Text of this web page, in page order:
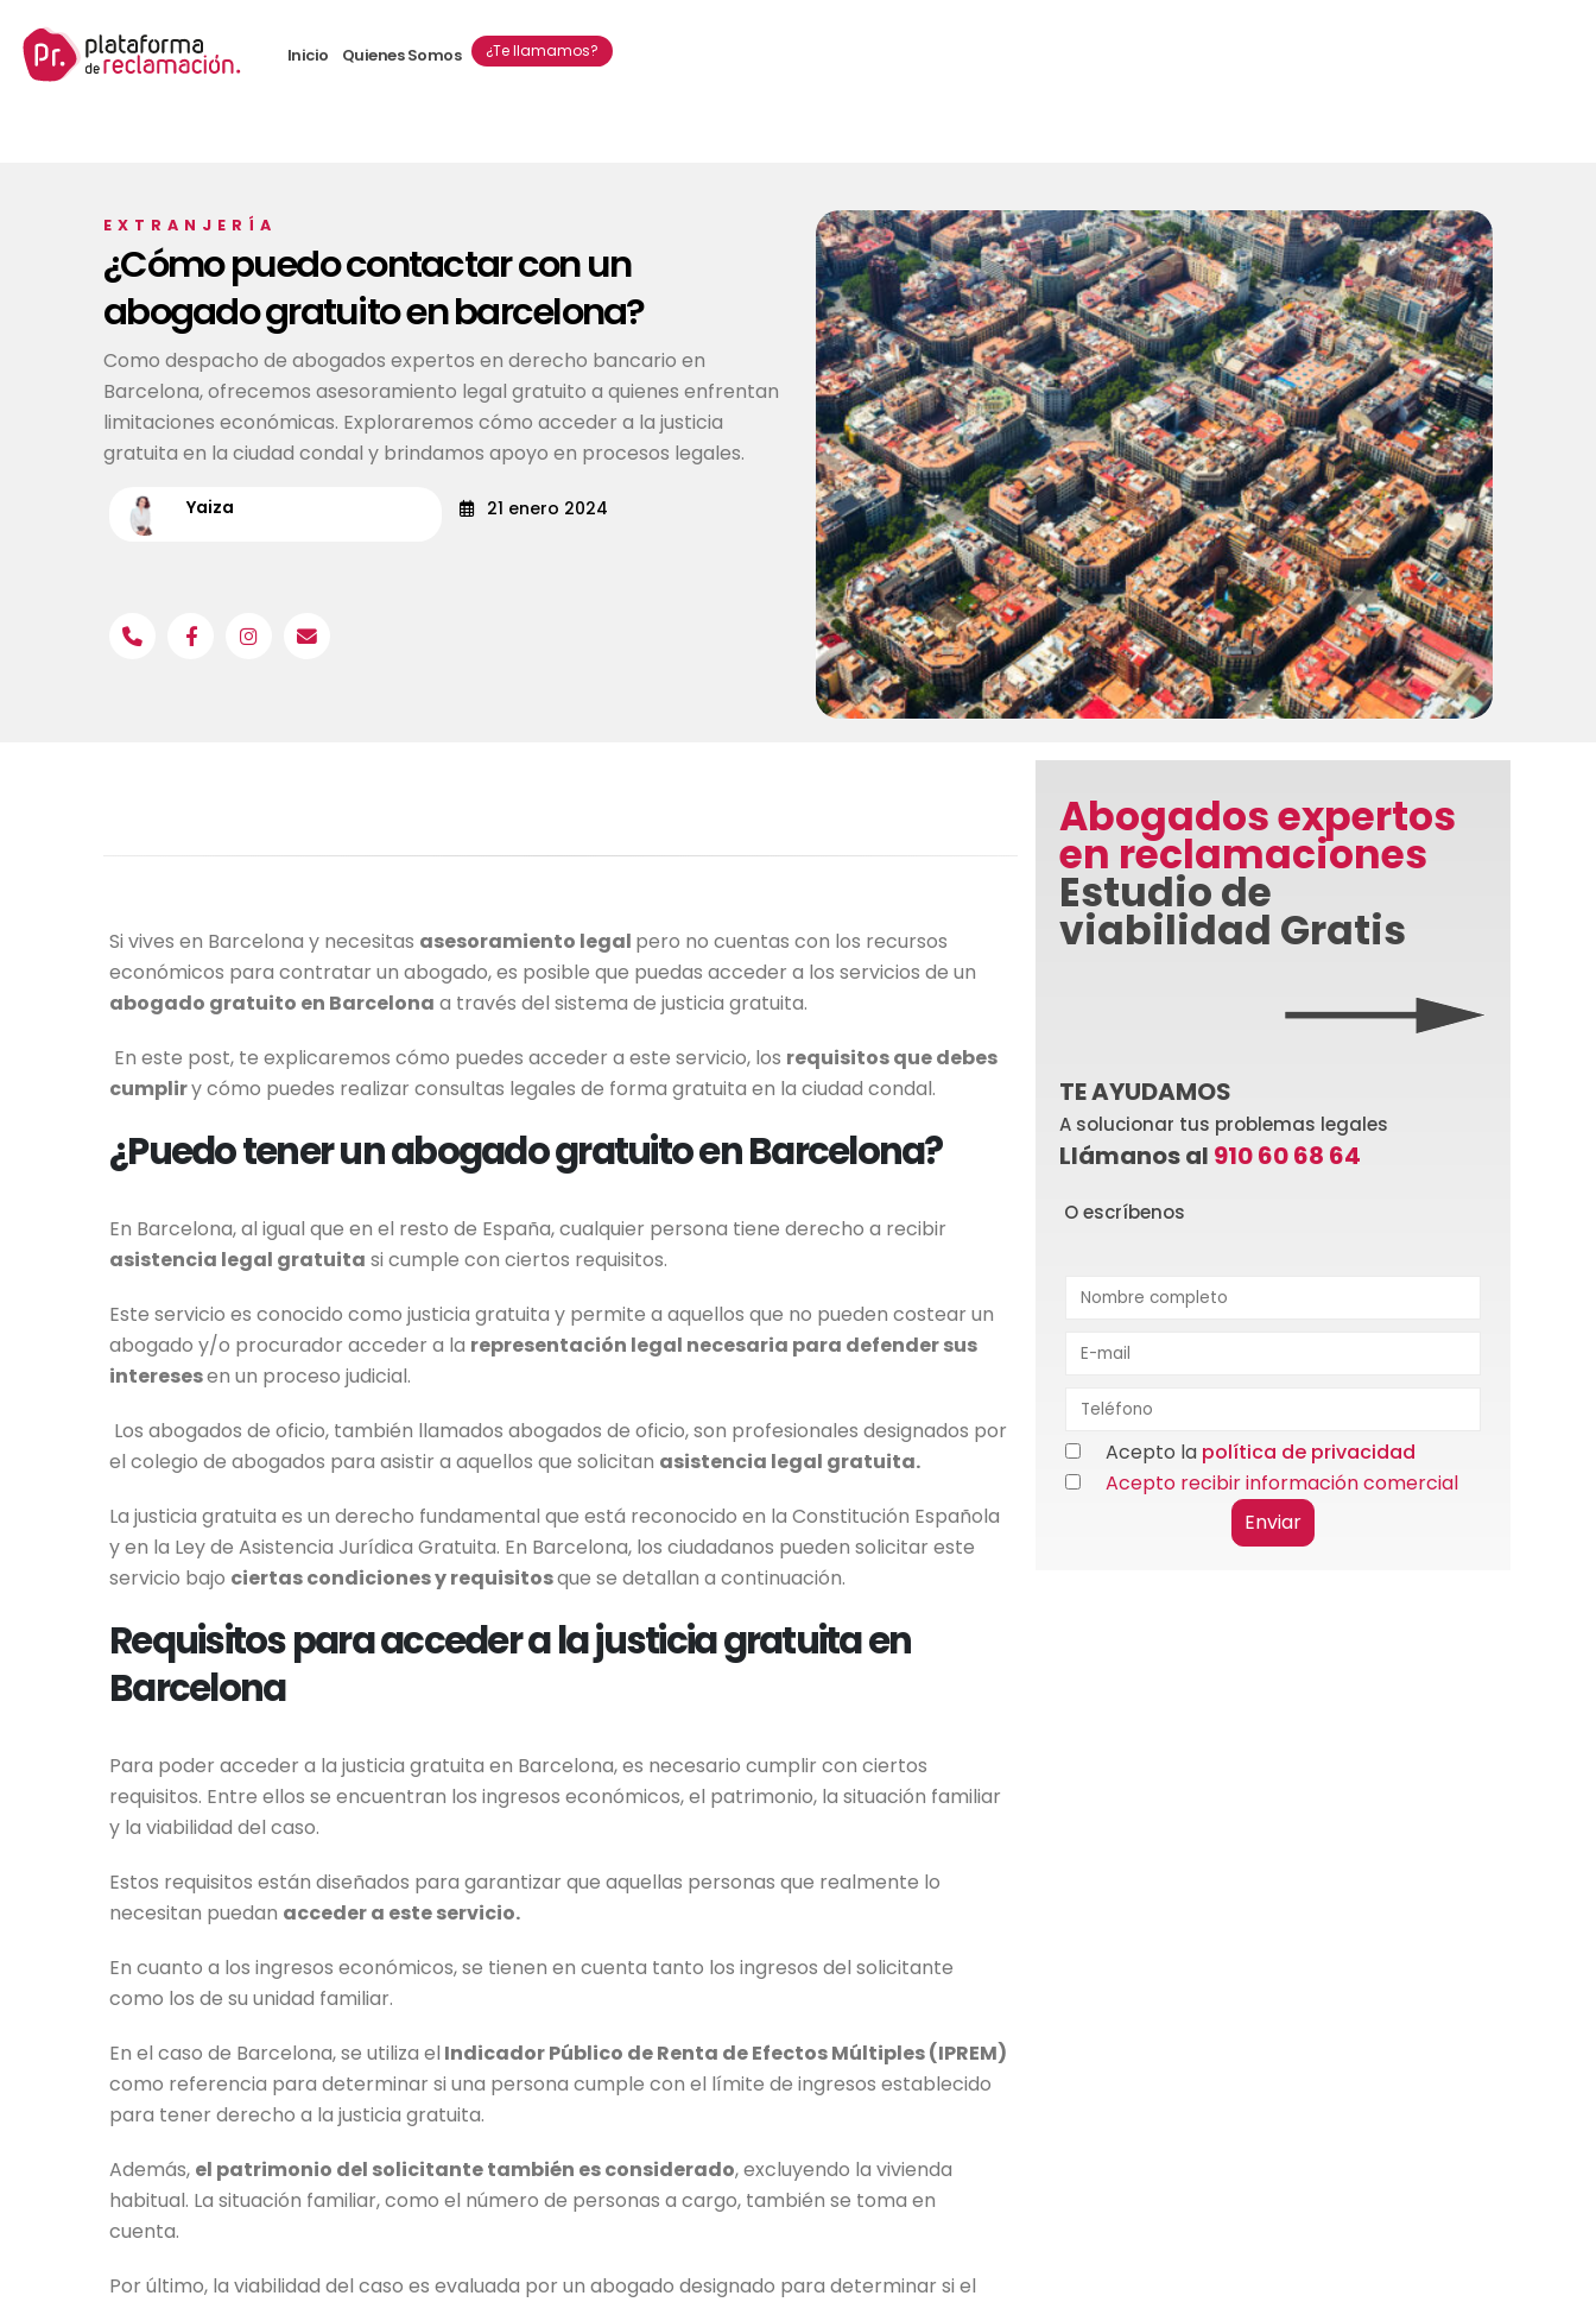
Inicio Quienes Somos ¿Te llamamos?
EXTRANJERÍA
¿Cómo puedo contactar con un
abogado gratuito en barcelona?
Como despacho de abogados expertos en derecho bancario en
Barcelona, ofrecemos asesoramiento legal gratuito a quienes enfrentan
limitaciones económicas. Exploraremos cómo acceder a la justicia
gratuita en la ciudad condal y brindamos apoyo en procesos legales.
Yaiza 21 enero 2024
Si vives en Barcelona y necesitas asesoramiento legal pero no cuentas con los recursos
económicos para contratar un abogado, es posible que puedas acceder a los servicios de un
abogado gratuito en Barcelona a través del sistema de justicia gratuita.
En este post, te explicaremos cómo puedes acceder a este servicio, los requisitos que debes
cumpliry cómo puedes realizar consultas legales de forma gratuita en la ciudad condal.
¿Puedo tener un abogado gratuito en Barcelona?
En Barcelona, al igual que en el resto de España, cualquier persona tiene derecho a recibir
asistencia legal gratuita si cumple con ciertos requisitos.
Este servicio es conocido como justicia gratuita y permite a aquellos que no pueden costear un
abogado y/o procurador acceder a la representación legal necesaria para defender sus
interesesen un proceso judicial.
Los abogados de oficio, también llamados abogados de oficio, son profesionales designados por
el colegio de abogados para asistir a aquellos que solicitan asistencia legal gratuita.
La justicia gratuita es un derecho fundamental que está reconocido en la Constitución Española
y en la Ley de Asistencia Jurídica Gratuita. En Barcelona, los ciudadanos pueden solicitar este
servicio bajo ciertas condiciones y requisitosque se detallan a continuación.
Requisitos para acceder a la justicia gratuita en
Barcelona
Para poder acceder a la justicia gratuita en Barcelona, es necesario cumplir con ciertos
requisitos. Entre ellos se encuentran los ingresos económicos, el patrimonio, la situación familiar
y la viabilidad del caso.
Estos requisitos están diseñados para garantizar que aquellas personas que realmente lo
necesitan puedan acceder a este servicio.
En cuanto a los ingresos económicos, se tienen en cuenta tanto los ingresos del solicitante
como los de su unidad familiar.
En el caso de Barcelona, se utiliza el Indicador Público de Renta de Efectos Múltiples (IPREM)
como referencia para determinar si una persona cumple con el límite de ingresos establecido
para tener derecho a la justicia gratuita.
Además, el patrimonio del solicitante también es considerado, excluyendo la vivienda
habitual. La situación familiar, como el número de personas a cargo, también se toma en
cuenta.
Por último, la viabilidad del caso es evaluada por un abogado designado para determinar si el
Abogados expertos
en reclamaciones
Estudio de
viabilidad Gratis
TE AYUDAMOS
A solucionar tus problemas legales
Llámanos al 910 60 68 64
O escríbenos
Acepto la política de privacidad
Acepto recibir información comercial